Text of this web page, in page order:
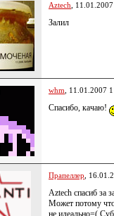
Aztech ,
Залил
whm , 11.01.2007
Спасибо, качаю!
Прапеллер ,
Aztech спасиб за
Может потому
не идеально=(